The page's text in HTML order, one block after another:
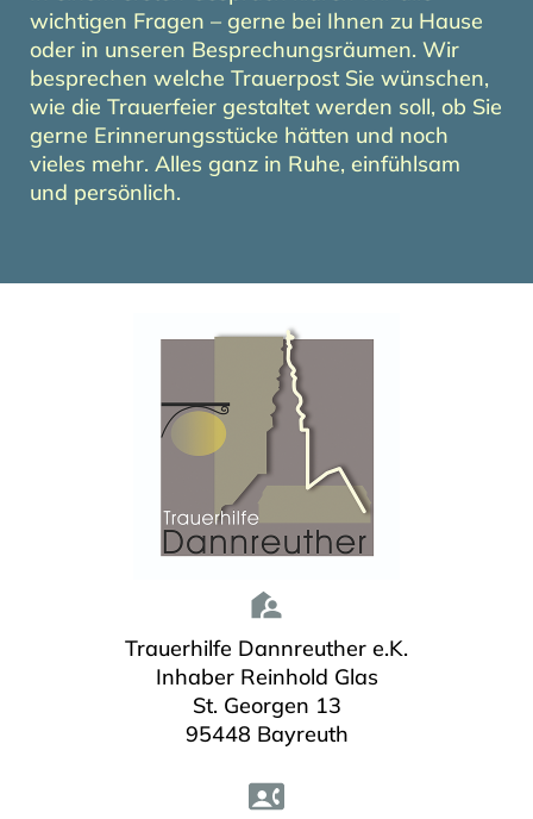
wichtigen Fragen – gerne bei Ihnen zu Hause
oder in unseren Besprechungsräumen. Wir
besprechen welche Trauerpost Sie wünschen,
wie die Trauerfeier gestaltet werden soll, ob Sie
gerne Erinnerungsstücke hätten und noch
vieles mehr. Alles ganz in Ruhe, einfühlsam
und persönlich.
Trauerhilfe Dannreuther e.K.
Inhaber Reinhold Glas
St. Georgen 13
95448 Bayreuth